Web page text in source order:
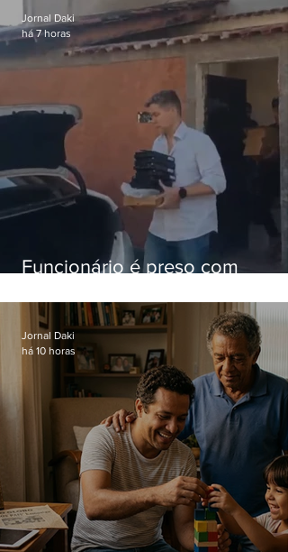
Funcionário é preso com
Hospital do Andaraí
Jornal Daki
há 7 horas
Jornal Daki
há 10 horas